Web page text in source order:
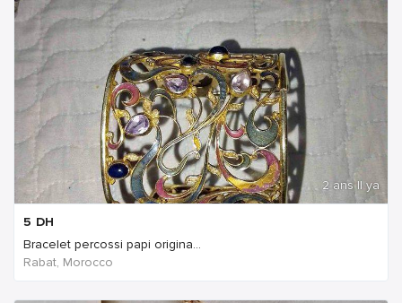
2 ans Il ya
5 DH
Bracelet percossi papi origina...
Rabat, Morocco